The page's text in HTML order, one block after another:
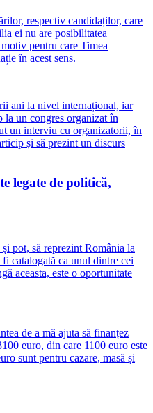
respectiv candidaților, care
ei nu are posibilitatea
pentru care Timea
în acest sens.
ani la nivel internațional, iar
la un congres organizat în
un interviu cu organizatorii, în
și să prezint un discurs
legate de politică,
pot, să reprezint România la
catalogată ca unul dintre cei
aceasta, este o oportunitate
de a mă ajuta să finanțez
euro, din care 1100 euro este
sunt pentru cazare, masă și